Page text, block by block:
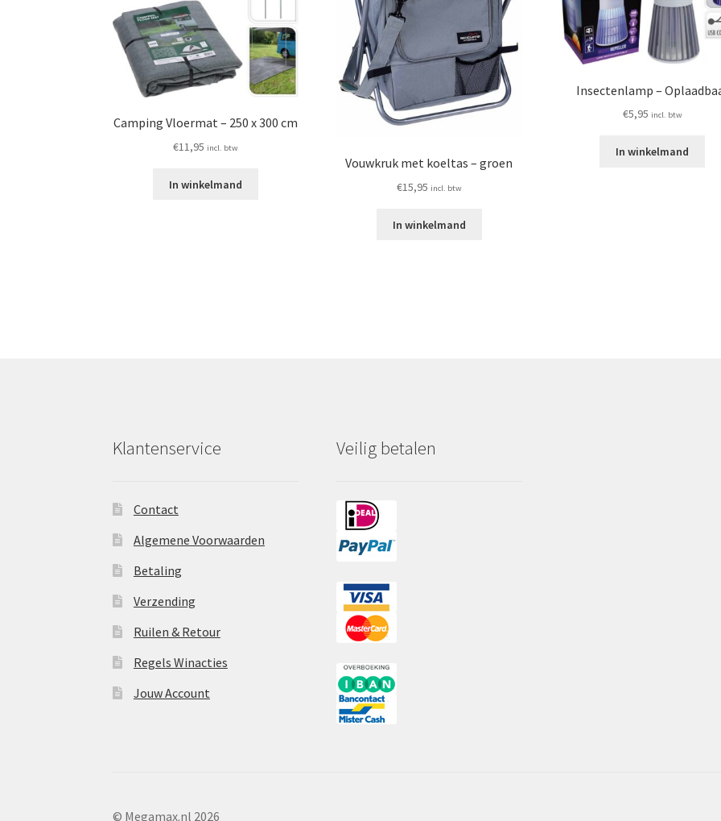
Camping Vloermat – 250 x 300 cm
€11,95 incl. btw
In winkelmand
Vouwkruk met koeltas – groen
€15,95 incl. btw
In winkelmand
Insectenlamp –
€5,95 incl. btw
In winkelmand
Klantenservice
Contact
Algemene Voorwaarden
Betaling
Verzending
Ruilen & Retour
Regels Winacties
Jouw Account
Veilig betalen
© Megamax.nl 2026